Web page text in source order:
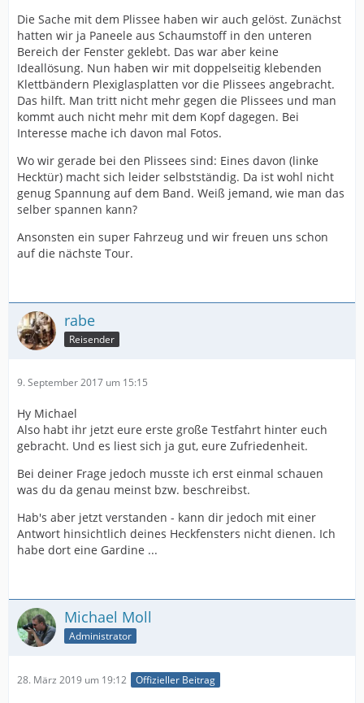
Die Sache mit dem Plissee haben wir auch gelöst. Zunächst
hatten wir ja Paneele aus Schaumstoff in den unteren
Bereich der Fenster geklebt. Das war aber keine
Ideallösung. Nun haben wir mit doppelseitig klebenden
Klettbändern Plexiglasplatten vor die Plissees angebracht.
Das hilft. Man tritt nicht mehr gegen die Plissees und man
kommt auch nicht mehr mit dem Kopf dagegen. Bei
Interesse mache ich davon mal Fotos.
Wo wir gerade bei den Plissees sind: Eines davon (linke
Hecktür) macht sich leider selbstständig. Da ist wohl nicht
genug Spannung auf dem Band. Weiß jemand, wie man das
selber spannen kann?
Ansonsten ein super Fahrzeug und wir freuen uns schon
auf die nächste Tour.
rabe
Reisender
9. September 2017 um 15:15
Hy Michael
Also habt ihr jetzt eure erste große Testfahrt hinter euch
gebracht. Und es liest sich ja gut, eure Zufriedenheit.
Bei deiner Frage jedoch musste ich erst einmal schauen
was du da genau meinst bzw. beschreibst.
Hab's aber jetzt verstanden - kann dir jedoch mit einer
Antwort hinsichtlich deines Heckfensters nicht dienen. Ich
habe dort eine Gardine ...
Michael Moll
Administrator
28. März 2019 um 19:12 Offizieller Beitrag